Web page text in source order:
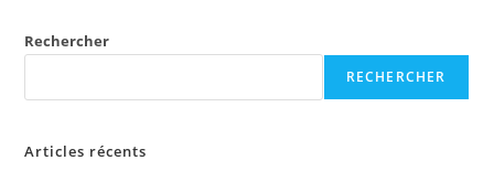
Rechercher
RECHERCHER
Articles récents